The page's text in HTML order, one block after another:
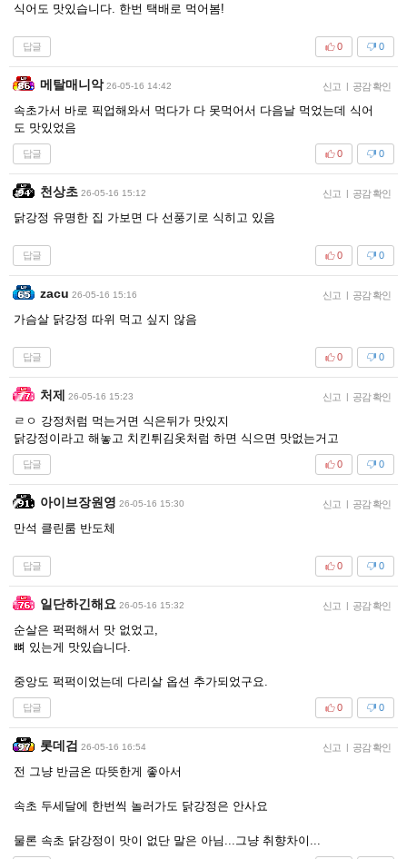
식어도 맛있습니다. 한번 택배로 먹어봄!
답글 0
0
메탈매니악 26-05-16 14:42 신고 | 공감 확인
속초가서 바로 픽업해와서 먹다가 다 못먹어서 다음날 먹었는데 식어
도 맛있었음
답글 0
0
천상초 26-05-16 15:12 신고 | 공감 확인
닭강정 유명한 집 가보면 다 선풍기로 식히고 있음
답글 0
0
zacu 26-05-16 15:16 신고 | 공감 확인
가슴살 닭강정 따위 먹고 싶지 않음
답글 0
0
처제 26-05-16 15:23 신고 | 공감 확인
ㄹㅇ 강정처럼 먹는거면 식은뒤가 맛있지
닭강정이라고 해놓고 치킨튀김옷처럼 하면 식으면 맛없는거고
답글 0
0
아이브장원영 26-05-16 15:30 신고 | 공감 확인
만석 클린룸 반도체
답글 0
0
일단하긴해요 26-05-16 15:32 신고 | 공감 확인
순살은 퍽퍽해서 맛 없었고,
뼈 있는게 맛있습니다.
중앙도 퍽퍽이었는데 다리살 옵션 추가되었구요.
답글 0
0
롯데검 26-05-16 16:54 신고 | 공감 확인
전 그냥 반금온 따뜻한게 좋아서
속초 두세달에 한번씩 놀러가도 닭강정은 안사요
물론 속초 닭강정이 맛이 없단 말은 아님...그냥 취향차이...